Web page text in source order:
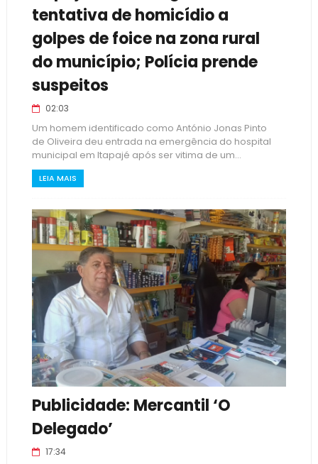
tentativa de homicídio a
golpes de foice na zona rural
do município; Polícia prende
suspeitos
02:03
Um homem identificado como António Jonas Pinto
de Oliveira deu entrada na emergência do hospital
municipal em Itapajé após ser vitima de um...
LEIA MAIS
Publicidade: Mercantil ‘O
Delegado’
17:34